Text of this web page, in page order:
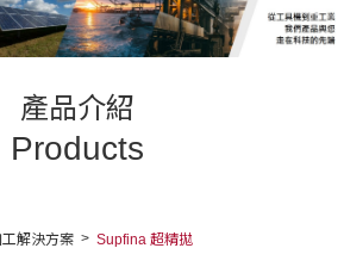
產品介紹
Products
解決方案
Supfina 超精拋
變更密碼
修改個人資料